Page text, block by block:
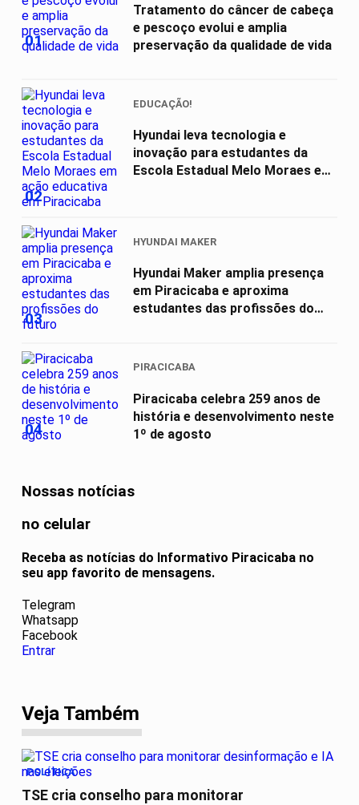
01
Tratamento do câncer de cabeça
e pescoço evolui e amplia
preservação da qualidade de vida
02
EDUCAÇÃO!
Hyundai leva tecnologia e
inovação para estudantes da
Escola Estadual Melo Moraes em
03
HYUNDAI MAKER
Hyundai Maker amplia presença
em Piracicaba e aproxima
estudantes das profissões do
04
PIRACICABA
Piracicaba celebra 259 anos de
história e desenvolvimento neste
1º de agosto
Nossas notícias
no celular
Receba as notícias do Informativo Piracicaba no
seu app favorito de mensagens.
Telegram
Whatsapp
Facebook
Entrar
Veja Também
POLÍTICA
TSE cria conselho para monitorar